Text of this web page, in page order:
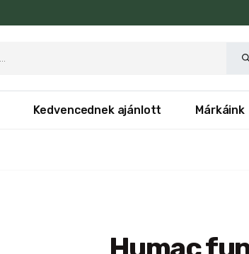
Kedvencednek ajánlott Márkáink